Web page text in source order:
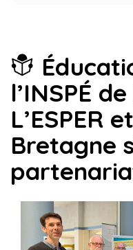
l’INSPÉ
L’ESPER
Bretagne